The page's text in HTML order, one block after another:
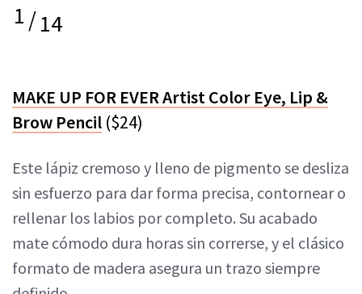
1/14
MAKE UP FOR EVER Artist Color Eye, Lip &
Brow Pencil ($24)
Este lápiz cremoso y lleno de pigmento se desliza
sin esfuerzo para dar forma precisa, contornear o
rellenar los labios por completo. Su acabado
mate cómodo dura horas sin correrse, y el clásico
formato de madera asegura un trazo siempre